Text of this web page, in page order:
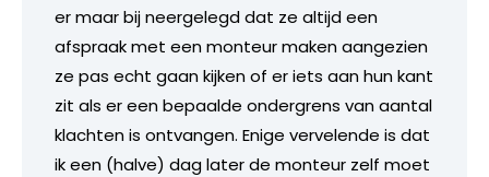
er maar bij neergelegd dat ze altijd een
afspraak met een monteur maken aangezien
ze pas echt gaan kijken of er iets aan hun kant
zit als er een bepaalde ondergrens van aantal
klachten is ontvangen. Enige vervelende is dat
ik een (halve) dag later de monteur zelf moet